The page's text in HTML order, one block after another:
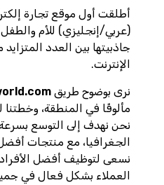
أطلقت أول موقع تجارة
(عربي/إنجليزي) للأم
جاذبيتها بين العدد
الإنترنت.
نرى بوضوح طريق
مألوفًا في المنطقة،
نحن نهدف إلى التوسع
الجغرافيا، مع منتجات أفضل
نسعى لتوظيف أفضل الأفراد
العملاء بشكل فعال في